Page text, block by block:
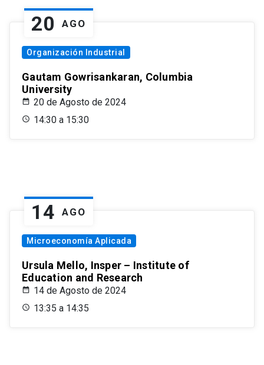
20 AGO
Organización Industrial
Gautam Gowrisankaran, Columbia
University
20 de Agosto de 2024
14:30 a 15:30
14 AGO
Microeconomía Aplicada
Ursula Mello, Insper – Institute of
Education and Research
14 de Agosto de 2024
13:35 a 14:35